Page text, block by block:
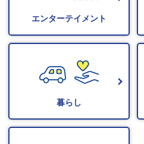
エンターテイメント
暮らし